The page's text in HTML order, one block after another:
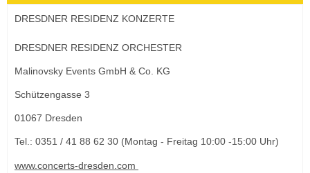
DRESDNER RESIDENZ KONZERTE
DRESDNER RESIDENZ ORCHESTER
Malinovsky Events GmbH & Co. KG
Schützengasse 3
01067 Dresden
Tel.: 0351 / 41 88 62 30 (Montag - Freitag 10:00 -15:00 Uhr)
www.concerts-dresden.com